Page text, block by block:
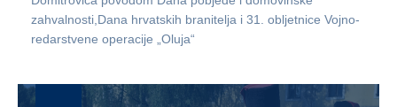
zahvalnosti,Dana hrvatskih branitelja i 31. obljetnice Vojno-
redarstvene operacije „Oluja“